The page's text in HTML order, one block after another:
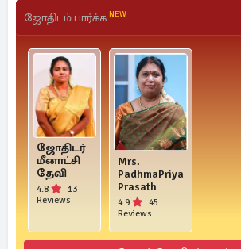
ஜோதிடம் பார்க்க NEW
ஜோதிடர்
மீனாட்சி
தேவி
4.8
13
Reviews
Mrs.
PadhmaPriya
Prasath
4.9
45
Reviews